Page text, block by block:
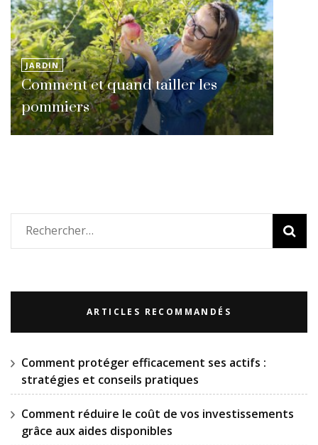
JARDIN
Comment et quand tailler les
pommiers
Rechercher :
ARTICLES RECOMMANDÉS
Comment protéger efficacement ses actifs :
stratégies et conseils pratiques
Comment réduire le coût de vos investissements
grâce aux aides disponibles